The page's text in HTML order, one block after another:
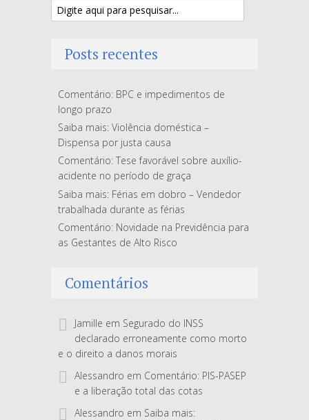
Posts recentes
Comentário: BPC e impedimentos de
longo prazo
Saiba mais: Violência doméstica –
Dispensa por justa causa
Comentário: Tese favorável sobre auxílio-
acidente no período de graça
Saiba mais: Férias em dobro – Vendedor
trabalhada durante as férias
Comentário: Novidade na Previdência para
as Gestantes de Alto Risco
Comentários
Jamille em Segurado do INSS
declarado erroneamente como morto
e o direito a danos morais
Alessandro em Comentário: PIS-PASEP
e a liberação total das cotas
Alessandro em Saiba mais: